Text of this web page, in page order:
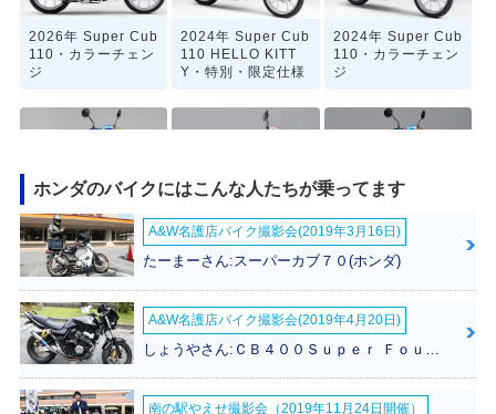
2026年 Super Cub
110・カラーチェン
ジ
2024年 Super Cub
110 HELLO KITT
Y・特別・限定仕様
2024年 Super Cub
110・カラーチェン
ジ
2022年 Super Cub
110・マイナーチェ
ンジ
2020年 Super Cub
110「天気の子」ve
r.・特別・限定仕様
2020年 Super Cub
110・マイナーチェ
ンジ
ホンダのバイクにはこんな人たちが乗ってます
A&W名護店バイク撮影会(2019年3月16日)
たーまーさん:スーパーカブ７０(ホンダ)
A&W名護店バイク撮影会(2019年4月20日)
南の駅やえせ撮影会（2019年11月24日開催）